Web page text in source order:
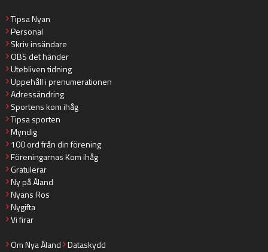
Tipsa Nyan
Personal
Skriv insändare
OBS det händer
Utebliven tidning
Uppehåll i prenumerationen
Adressändring
Sportens kom ihåg
Tipsa sporten
Myndig
100 ord från din förening
Föreningarnas Kom ihåg
Gratulerar
Ny på Åland
Nyans Ros
Nygifta
Vi firar
Om Nya Åland Dataskydd